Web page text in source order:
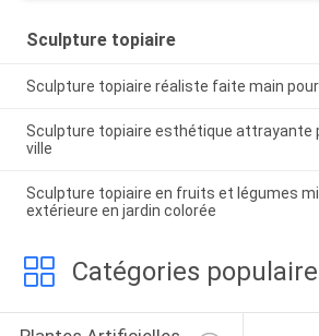
Sculpture topiaire
Sculpture topiaire réaliste faite main
Sculpture topiaire esthétique attrayante
ville
Sculpture topiaire en fruits et légumes
extérieure en jardin colorée
Catégories